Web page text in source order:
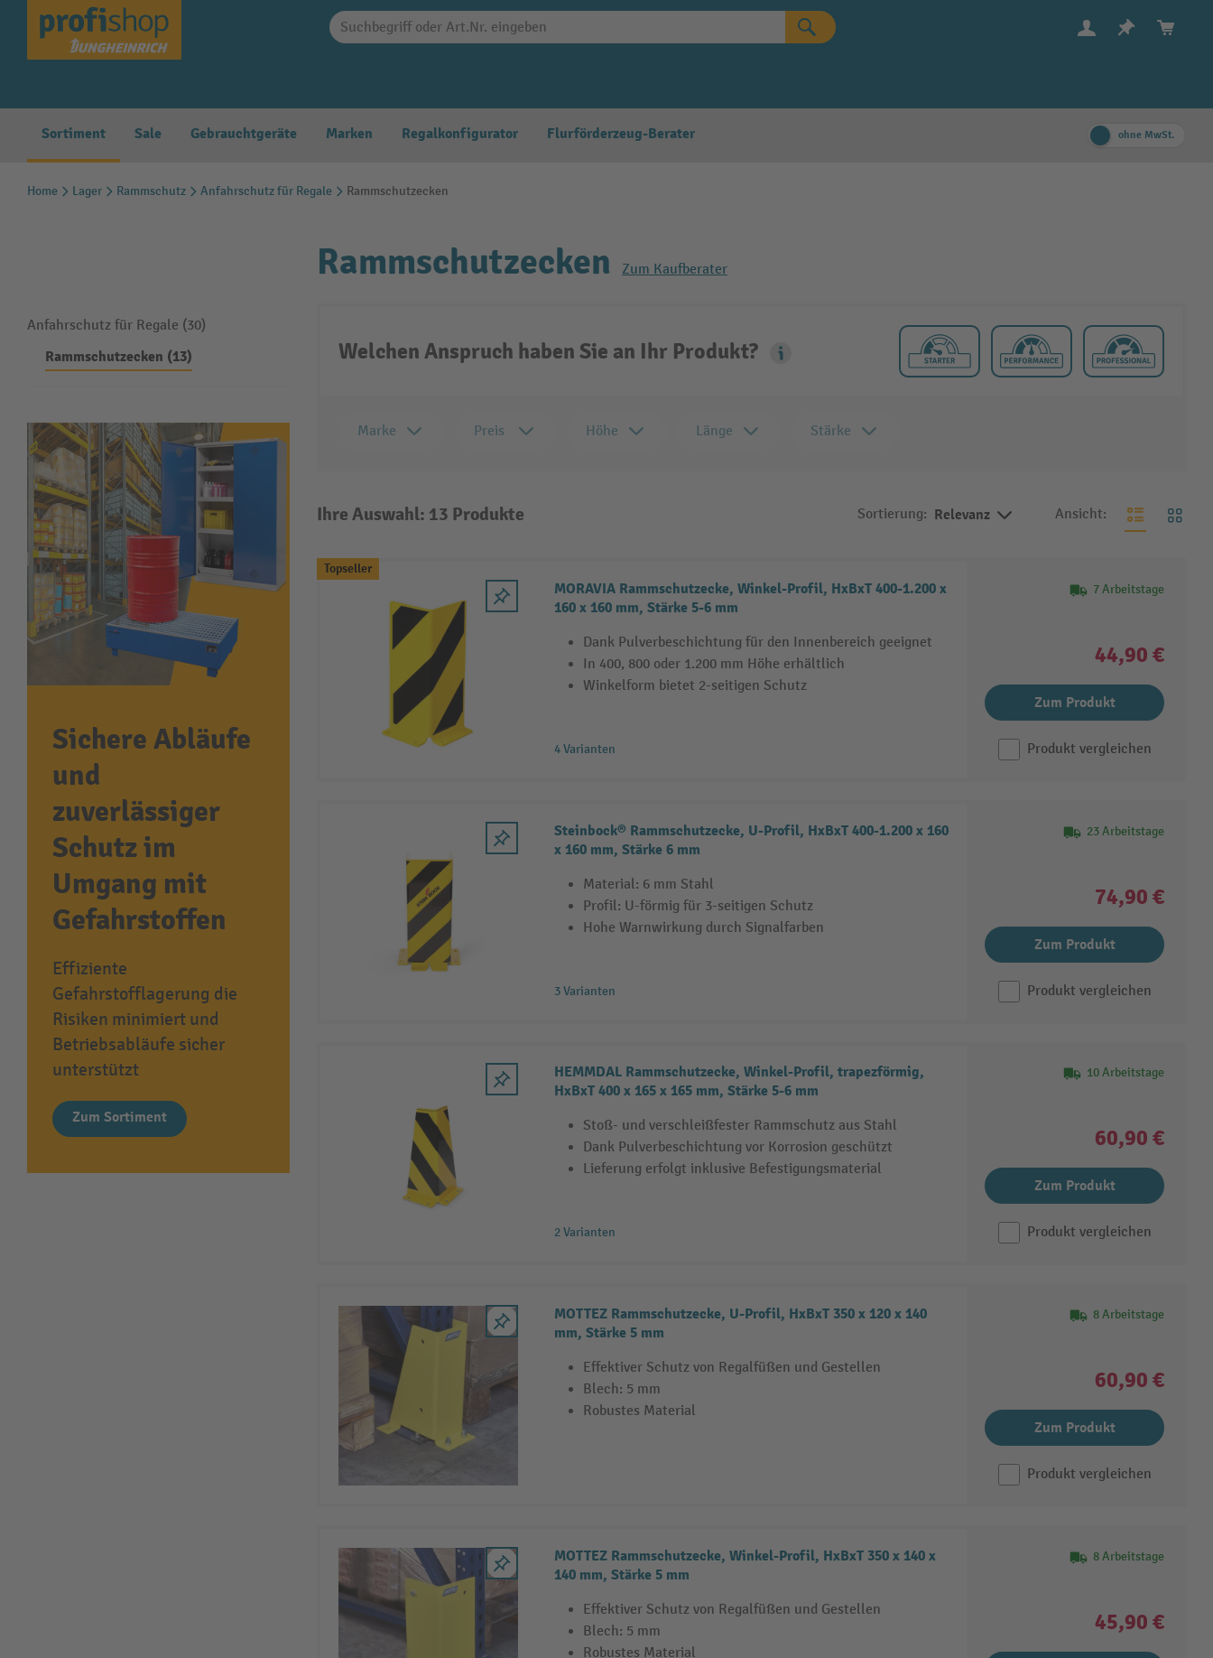
Zur Hauptnavigation springen
Sortiment Sale Gebrauchtgeräte Marken Regalkonfigurator Flurförderzeug-Berater ohne MwSt.
Home Lager Rammschutz Anfahrschutz für Regale Rammschutzecken
Anfahrschutz für Regale (30)
Rammschutzecken (13)
Sichere Abläufe
und
zuverlässiger
Schutz im
Umgang mit
Gefahrstoffen
Effiziente
Gefahrstofflagerung die
Risiken minimiert und
Betriebsabläufe sicher
unterstützt
Zum Sortiment
Rammschutzecken Zum Kaufberater
Welchen Anspruch haben Sie an Ihr Produkt?
Marke Preis Höhe Länge Stärke
Ihre Auswahl: 13 Produkte Sortierung: Relevanz Ansicht:
Topseller
MORAVIA Rammschutzecke, Winkel-Profil, HxBxT 400-1.200 x
160 x 160 mm, Stärke 5-6 mm
Dank Pulverbeschichtung für den Innenbereich geeignet
In 400, 800 oder 1.200 mm Höhe erhältlich
Winkelform bietet 2-seitigen Schutz
4 Varianten
7 Arbeitstage
44,90 €
Zum Produkt
Produkt vergleichen
Steinbock® Rammschutzecke, U-Profil, HxBxT 400-1.200 x 160
x 160 mm, Stärke 6 mm
Material: 6 mm Stahl
Profil: U-förmig für 3-seitigen Schutz
Hohe Warnwirkung durch Signalfarben
3 Varianten
23 Arbeitstage
74,90 €
Zum Produkt
Produkt vergleichen
HEMMDAL Rammschutzecke, Winkel-Profil, trapezförmig,
HxBxT 400 x 165 x 165 mm, Stärke 5-6 mm
Stoß- und verschleißfester Rammschutz aus Stahl
Dank Pulverbeschichtung vor Korrosion geschützt
Lieferung erfolgt inklusive Befestigungsmaterial
2 Varianten
10 Arbeitstage
60,90 €
Zum Produkt
Produkt vergleichen
MOTTEZ Rammschutzecke, U-Profil, HxBxT 350 x 120 x 140
mm, Stärke 5 mm
Effektiver Schutz von Regalfüßen und Gestellen
Blech: 5 mm
Robustes Material
8 Arbeitstage
60,90 €
Zum Produkt
Produkt vergleichen
MOTTEZ Rammschutzecke, Winkel-Profil, HxBxT 350 x 140 x
140 mm, Stärke 5 mm
Effektiver Schutz von Regalfüßen und Gestellen
Blech: 5 mm
Robustes Material
8 Arbeitstage
45,90 €